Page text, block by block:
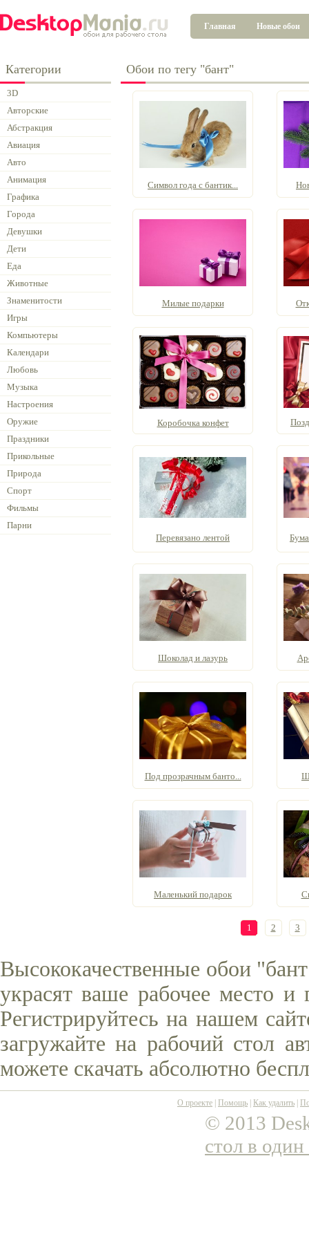
Главная Новые обои
Категории
3D
Авторские
Абстракция
Авиация
Авто
Анимация
Графика
Города
Девушки
Дети
Еда
Животные
Знаменитости
Игры
Компьютеры
Календари
Любовь
Музыка
Настроения
Оружие
Праздники
Прикольные
Природа
Спорт
Фильмы
Парни
Обои по тегу "бант"
Символ года с бантик...
Милые подарки
Коробочка конфет
Перевязано лентой
Шоколад и лазурь
Под прозрачным банто...
Маленький подарок
1 2 3
Высококачественные обои
украсят ваше рабочее место и
Регистрируйтесь на нашем
загружайте на рабочий стол
можете скачать абсолютно
О проекте Помощь Как удалить
© 2013
стол в